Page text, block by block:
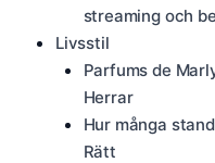
streaming och
Livsstil
Parfums de
Herrar
Hur många
Rätt